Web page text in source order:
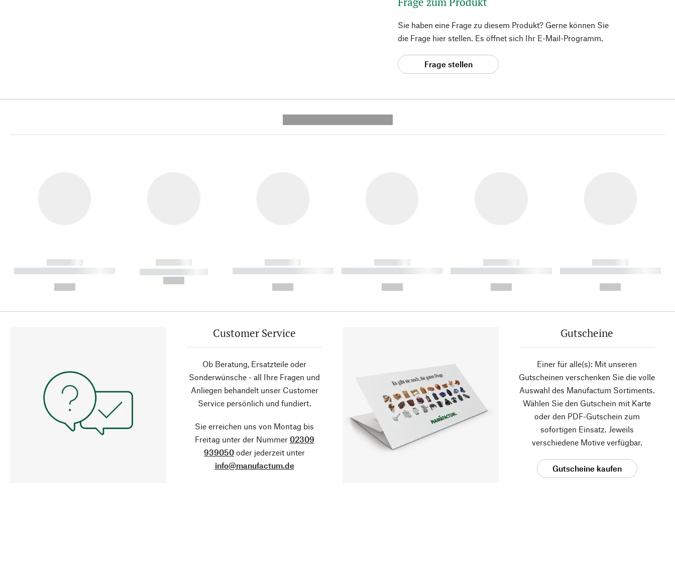
Sie haben eine Frage zu diesem Produkt? Gerne können Sie
die Frage hier stellen. Es öffnet sich Ihr E-Mail-Programm.
Frage stellen
------------
----------- ----------- ----------
------------
----------- -----------
------------
----------- ----------- ----------
------------
----------- ----------- ----------
------------
----------- ----------- ----------
------------
----------- ----------- ----------
Customer Service
Ob Beratung, Ersatzteile oder
Sonderwünsche - all Ihre Fragen und
Anliegen behandelt unser Customer
Service persönlich und fundiert.
Sie erreichen uns von Montag bis
Freitag unter der Nummer 02309
939050 oder jederzeit unter
info@manufactum.de
Gutscheine
Einer für alle(s): Mit unseren
Gutscheinen verschenken Sie die volle
Auswahl des Manufactum Sortiments.
Wählen Sie den Gutschein mit Karte
oder den PDF-Gutschein zum
sofortigen Einsatz. Jeweils
verschiedene Motive verfügbar.
Gutscheine kaufen